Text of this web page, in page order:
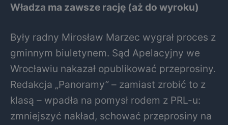
Władza ma zawsze rację (aż do wyroku)
Były radny Mirosław Marzec wygrał proces z
gminnym biuletynem. Sąd Apelacyjny we
Wrocławiu nakazał opublikować przeprosiny.
Redakcja „Panoramy” – zamiast zrobić to z
klasą – wpadła na pomysł rodem z PRL-u:
zmniejszyć nakład, schować przeprosiny na